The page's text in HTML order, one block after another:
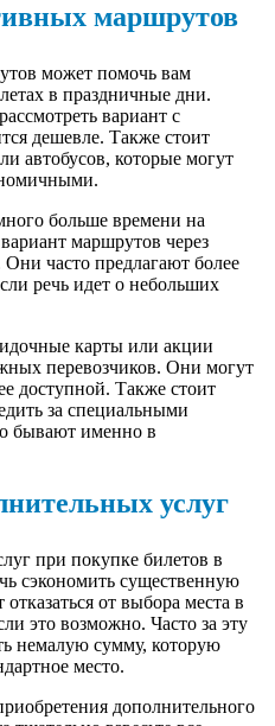
маршрутов
может помочь вам
в праздничные дни.
вариант с
дешевле. Также стоит
автобусов, которые могут
больше времени на
маршрутов через
часто предлагают более
речь идет о небольших
карты или акции
перевозчиков. Они могут
доступной. Также стоит
за специальными
бывают именно в
услуг
при покупке билетов в
сэкономить существенную
от выбора места в
это возможно. Часто за эту
немалую сумму, которую
место.
дополнительного